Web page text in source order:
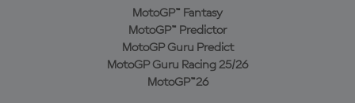
MotoGP™ Fantasy
MotoGP™ Predictor
MotoGP Guru Predict
MotoGP Guru Racing 25/26
MotoGP™26